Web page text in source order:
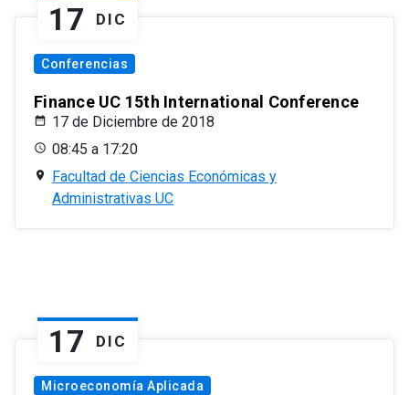
17 DIC
Conferencias
Finance UC 15th International Conference
17 de Diciembre de 2018
08:45 a 17:20
Facultad de Ciencias Económicas y
Administrativas UC
17 DIC
Microeconomía Aplicada